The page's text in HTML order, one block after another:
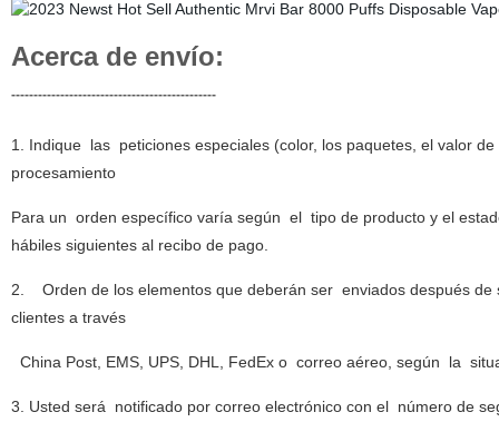
Acerca de envío:
----------------------------------------------
1. Indique las peticiones especiales (color, los paquetes, el valor
procesamiento
Para un orden específico varía según el tipo de producto y el
hábiles siguientes al recibo de pago.
2. Orden de los elementos que deberán ser enviados después
clientes a través
China Post, EMS, UPS, DHL, FedEx o correo aéreo, según la
3. Usted será notificado por correo electrónico con el número de